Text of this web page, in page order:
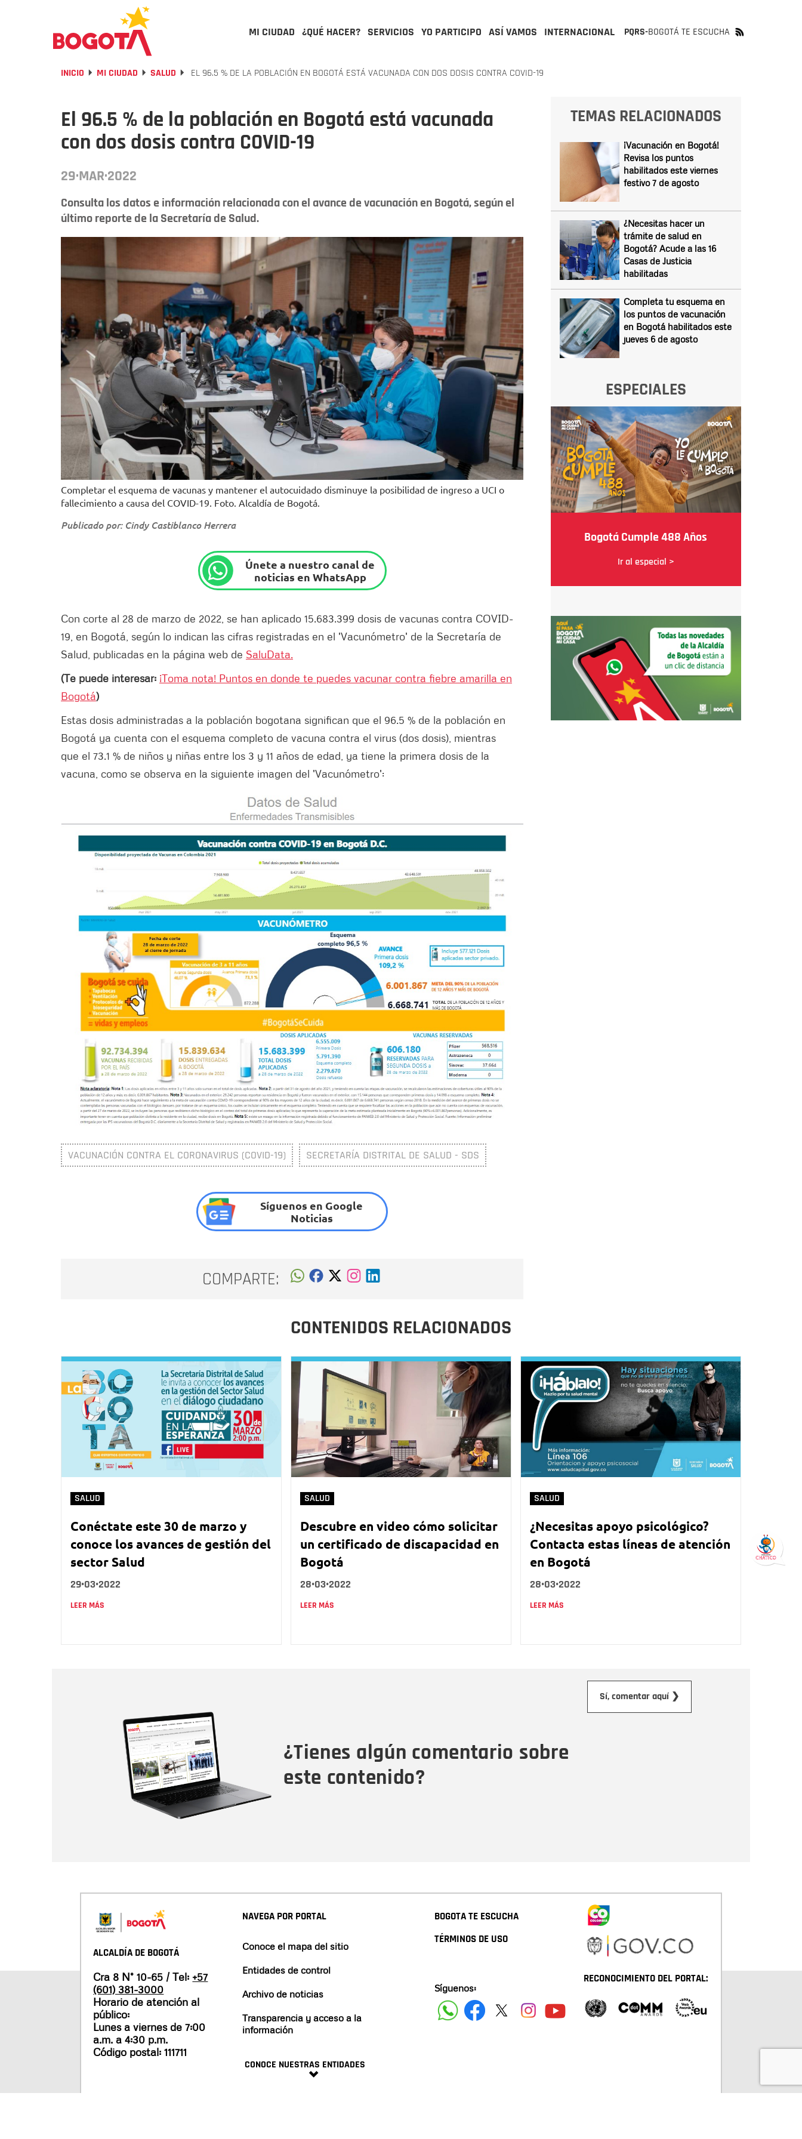
MI CIUDAD ¿QUÉ HACER? SERVICIOS YO PARTICIPO ASÍ VAMOS INTERNACIONAL PQRS-BOGOTÁ TE ESCUCHA
INICIO MI CIUDAD SALUD EL 96.5 % DE LA POBLACIÓN EN BOGOTÁ ESTÁ VACUNADA CON DOS DOSIS CONTRA COVID-19
El 96.5 % de la población en Bogotá está vacunada
con dos dosis contra COVID-19
29·MAR·2022
Consulta los datos e información relacionada con el avance de vacunación en Bogotá, según el
último reporte de la Secretaría de Salud.
Completar el esquema de vacunas y mantener el autocuidado disminuye la posibilidad de ingreso a UCI o
fallecimiento a causa del COVID-19. Foto. Alcaldía de Bogotá.
Publicado por: Cindy Castiblanco Herrera
Únete a nuestro canal de
noticias en WhatsApp
Con corte al 28 de marzo de 2022, se han aplicado 15.683.399 dosis de vacunas contra COVID-
19, en Bogotá, según lo indican las cifras registradas en el 'Vacunómetro' de la Secretaría de
Salud, publicadas en la página web de SaluData.
(Te puede interesar: ¡Toma nota! Puntos en donde te puedes vacunar contra fiebre amarilla en
Bogotá)
Estas dosis administradas a la población bogotana significan que el 96.5 % de la población en
Bogotá ya cuenta con el esquema completo de vacuna contra el virus (dos dosis), mientras
que el 73.1 % de niños y niñas entre los 3 y 11 años de edad, ya tiene la primera dosis de la
vacuna, como se observa en la siguiente imagen del 'Vacunómetro':
VACUNACIÓN CONTRA EL CORONAVIRUS (COVID-19) SECRETARÍA DISTRITAL DE SALUD - SDS
Síguenos en Google
Noticias
COMPARTE:
TEMAS RELACIONADOS
¡Vacunación en Bogotá!
Revisa los puntos
habilitados este viernes
festivo 7 de agosto
¿Necesitas hacer un
trámite de salud en
Bogotá? Acude a las 16
Casas de Justicia
habilitadas
Completa tu esquema en
los puntos de vacunación
en Bogotá habilitados este
jueves 6 de agosto
ESPECIALES
Bogotá Cumple 488 Años
Ir al especial >
CONTENIDOS RELACIONADOS
SALUD
Conéctate este 30 de marzo y
conoce los avances de gestión del
sector Salud
29•03•2022
LEER MÁS
SALUD
Descubre en video cómo solicitar
un certificado de discapacidad en
Bogotá
28•03•2022
LEER MÁS
SALUD
¿Necesitas apoyo psicológico?
Contacta estas líneas de atención
en Bogotá
28•03•2022
LEER MÁS
¿Tienes algún comentario sobre
este contenido?
Sí, comentar aquí ❯
ALCALDÍA DE BOGOTÁ
Cra 8 N° 10-65 / Tel: +57
(601) 381-3000
Horario de atención al
público:
Lunes a viernes de 7:00
a.m. a 4:30 p.m.
Código postal: 111711
NAVEGA POR PORTAL
Conoce el mapa del sitio
Entidades de control
Archivo de noticias
Transparencia y acceso a la
información
CONOCE NUESTRAS ENTIDADES
BOGOTA TE ESCUCHA
TÉRMINOS DE USO
Síguenos:
RECONOCIMIENTO DEL PORTAL: